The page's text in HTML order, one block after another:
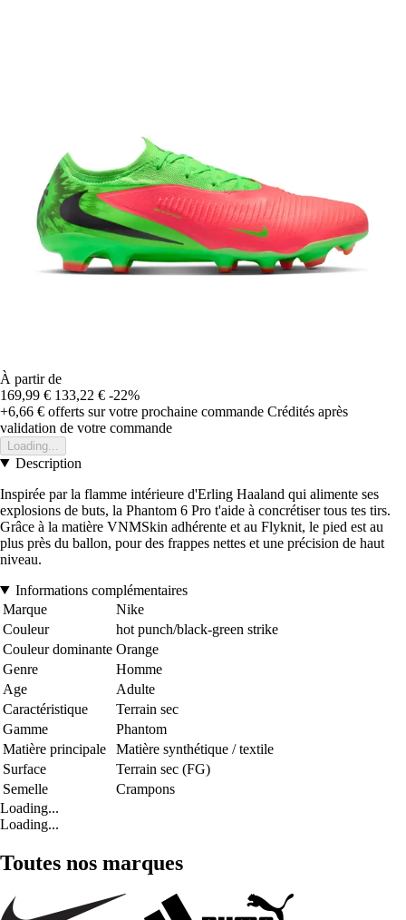
À partir de
169,99 € 133,22 € -22%
+6,66 € offerts sur votre prochaine commande Crédités après
validation de votre commande
Loading...
Description
Inspirée par la flamme intérieure d'Erling Haaland qui alimente ses
explosions de buts, la Phantom 6 Pro t'aide à concrétiser tous tes tirs.
Grâce à la matière VNMSkin adhérente et au Flyknit, le pied est au
plus près du ballon, pour des frappes nettes et une précision de haut
niveau.
Informations complémentaires
Marque
Nike
Couleur
hot punch/black-green strike
Couleur dominante Orange
Genre
Homme
Age
Adulte
Caractéristique
Terrain sec
Gamme
Phantom
Matière principale
Matière synthétique / textile
Surface
Terrain sec (FG)
Semelle
Crampons
Loading...
Loading...
Toutes nos marques